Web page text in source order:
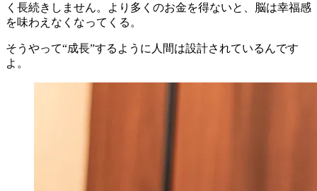
く長続きしません。より多くのお金を得ないと、脳は幸福感
を味わえなくなってくる。
そうやって“成長”するように人間は設計されている んです
よ。